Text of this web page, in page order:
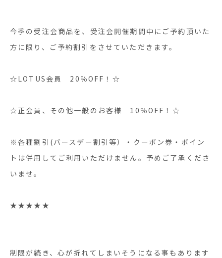
今季の受注会商品を、受注会開催期間中にご予約頂いた
方に限り、ご予約割引をさせていただきます。
☆LOTUS会員 20％OFF！☆
☆正会員、その他一般のお客様 10％OFF！☆
※各種割引(バースデー割引等）・クーポン券・ポイン
トは併用してご利用いただけません。予めご了承くださ
いませ。
★★★★★
制限が続き、心が折れてしまいそうになる事もあります